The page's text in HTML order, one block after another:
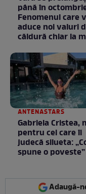
până în
Fenomenul care
aduce noi valuri
căldură chiar la
ANTENASTARS
Gabriela Cristea,
pentru cei care îi
judecă silueta:
spune o poveste”
Adaugă-